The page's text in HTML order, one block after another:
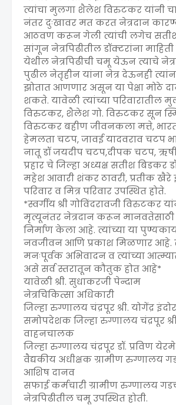
त्यांचा मुलगा शैलेश विरुटकर यांनी
नंतर दुःखावर मत करत नेत्रदान
आठवण करून गेली त्यांची लगेच
सांगून नेत्रपिढीतील डॉक्टरांना माहिती
येथील नेत्रपिढीची चमू येऊन त्याचे
पुढील नेतृहीन यांना नेत्र देऊनही
झोतात आणणार असून या पेक्षा मोठे
शकते. यावेळी त्यांच्या परिवारातील
विरुटकर, शैलेश गो. विरुटकर सून
विरुटकर बहीण जीवनकला मत्ते,
हेमलता चटप, जावई यादवराव चटप
नातू डॉ जयदीप चटप,दीपक चटप,
प्रहार चे जिल्हा अध्यक्ष सतीश बिडकर
महेश आवारी शंकर ठावरी, प्रतीक खैरे
परिवार व मित्र परिवार उपस्थित होते.
*स्वर्गीय श्री गोविंदरावजी विरुटकर
मृत्यूनंतर नेत्रदान करून
निर्माण केला आहे. त्यांच्या या
नवजीवन आणि प्रकाश मिळणार आहे.
मनःपूर्वक अभिवादन व त्यांच्या
असे सर्व स्तरातून कौतुक होत आहे*
यावेळी श्री. सुधाकरजी पेन्दाम
नेत्रचिकित्सा अधिकारी
जिल्हा रुग्णालय चंद्रपूर श्री. योगेंद्र
समोपदेशक जिल्हा रुग्णालय चंद्रपूर
वाहनचालक
जिल्हा रुग्णालय चंद्रपूर डॉ. प्रविण येरमे
वैद्यकीय अधीक्षक ग्रामीण रुग्णालय
आशिष दानव
सफाई कर्मचारी ग्रामीण रुग्णालय
नेत्रपिढीतील चमू उपस्थित होती.